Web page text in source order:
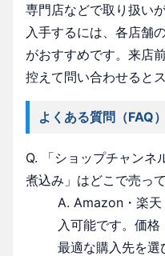
専門店などで取り扱い
入手するには、各店舗
がおすすめです。来店
控えて問い合わせると
よくある質問（FAQ）
Q. 「ショップチャン
煮込み」はどこで売っ
A. Amazon・楽
入可能です。価
最適な購入先を選